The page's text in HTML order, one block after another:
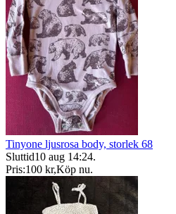
Tinyone ljusrosa body, storlek 68
Sluttid10 aug 14:24.
Pris:100 kr,Köp nu.